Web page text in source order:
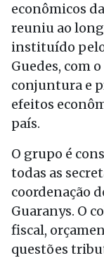
econômicos
reuniu ao
instituído
Guedes, com
conjuntura e
efeitos
país.
O grupo é
todas as
coordenação
Guaranys. O
fiscal,
questões